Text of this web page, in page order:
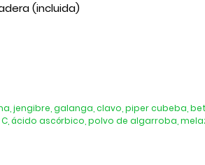
(incluida)
jengibre, galanga, clavo, piper cubeba,
ácido ascórbico, polvo de algarroba,